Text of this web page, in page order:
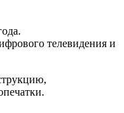
телевидения и